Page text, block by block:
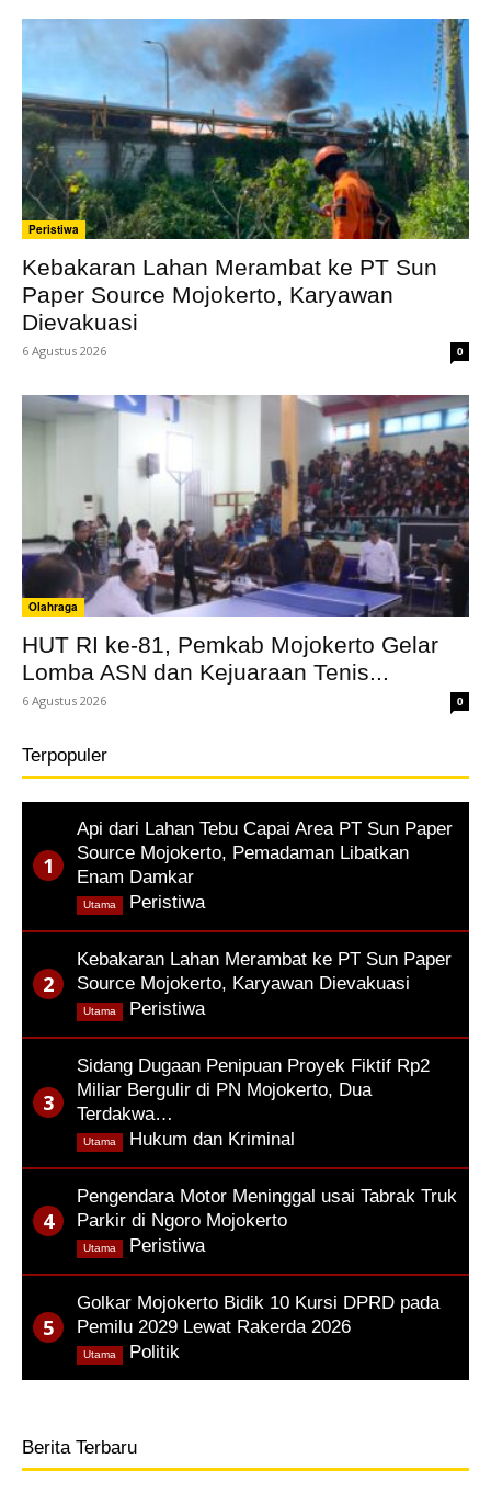
Peristiwa
Kebakaran Lahan Merambat ke PT Sun
Paper Source Mojokerto, Karyawan
Dievakuasi
6 Agustus 2026 0
Olahraga
HUT RI ke-81, Pemkab Mojokerto Gelar
Lomba ASN dan Kejuaraan Tenis...
6 Agustus 2026 0
Terpopuler
Api dari Lahan Tebu Capai Area PT Sun Paper
Source Mojokerto, Pemadaman Libatkan
Enam Damkar
Peristiwa
Utama
Kebakaran Lahan Merambat ke PT Sun Paper
Source Mojokerto, Karyawan Dievakuasi
Peristiwa
Utama
Sidang Dugaan Penipuan Proyek Fiktif Rp2
Miliar Bergulir di PN Mojokerto, Dua
Terdakwa…
Hukum dan Kriminal
Utama
Pengendara Motor Meninggal usai Tabrak Truk
Parkir di Ngoro Mojokerto
Peristiwa
Utama
Golkar Mojokerto Bidik 10 Kursi DPRD pada
Pemilu 2029 Lewat Rakerda 2026
Politik
Utama
Berita Terbaru